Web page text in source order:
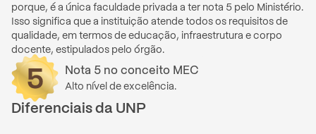
porque, é a única faculdade privada a ter nota 5 pelo Ministério.
Isso significa que a instituição atende todos os requisitos de
qualidade, em termos de educação, infraestrutura e corpo
docente, estipulados pelo órgão.
Nota 5 no conceito MEC
Alto nível de excelência.
Diferenciaisda UNP